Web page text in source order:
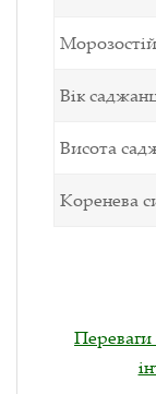
Вік
Висота
Коренева
Переваги